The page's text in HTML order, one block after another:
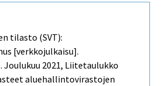
tilasto (SVT):
[verkkojulkaisu].
Joulukuu 2021, Liitetaulukko
aluehallintovirastojen